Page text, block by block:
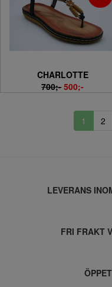
CHARLOTTE
700;- 500;-
1 2
LEVERANS
FRI FRAKT